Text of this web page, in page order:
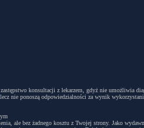
konsultacji z lekarzem, gdyż nie umożliwia
nie ponoszą odpowiedzialności za wynik
bez żadnego kosztu z Twojej strony. Jako